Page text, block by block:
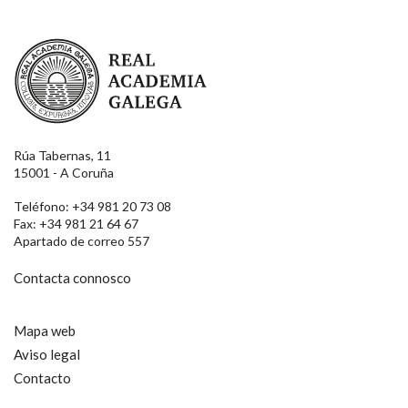
Real Academia Galega
Rúa Tabernas, 11
15001 - A Coruña
Teléfono: +34 981 20 73 08
Fax: +34 981 21 64 67
Apartado de correo 557
Contacta connosco
Mapa web
Aviso legal
Contacto